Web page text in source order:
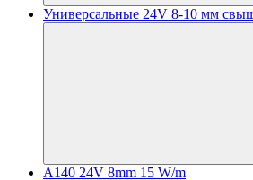
Универсальные 24V 8-10 мм
A140 24V 8mm 15 W/m